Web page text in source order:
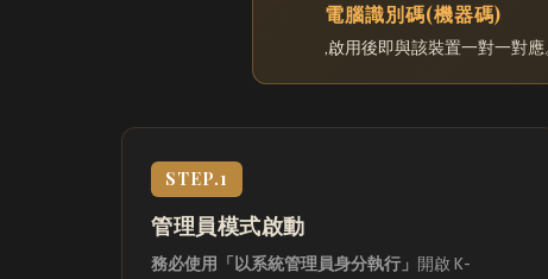
電腦識別碼(機器碼)
,啟用後即與該裝置一對一對應
STEP.1
管理員模式啟動
務必使用「以系統管理員身分執行」 開啟 K-